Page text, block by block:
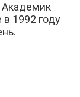
Академик
1992 году